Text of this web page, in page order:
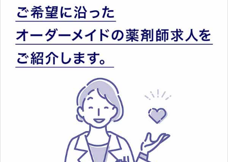
とは、病院薬剤師を中心に大きな武器になりま
す。